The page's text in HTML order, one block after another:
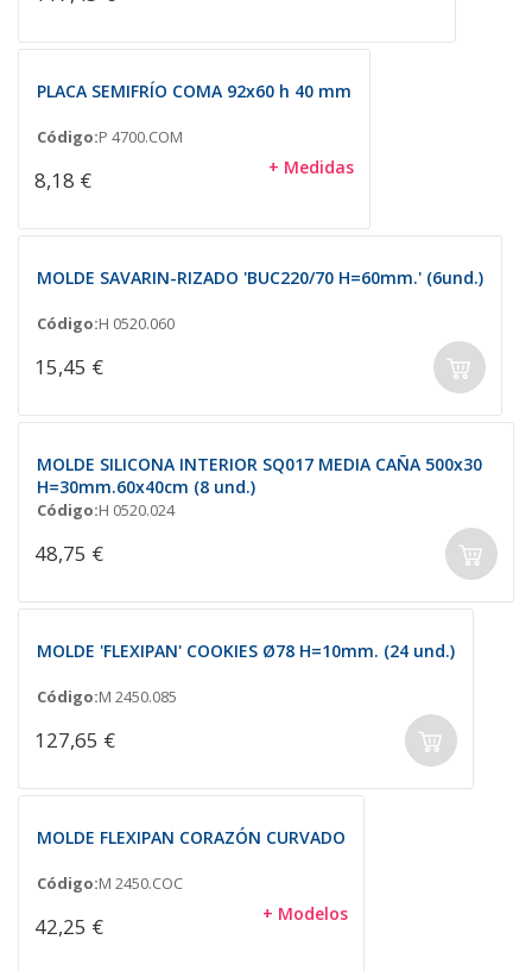
PLACA SEMIFRÍO COMA 92x60 h 40 mm
Código:P 4700.COM
8,18 € + Medidas
MOLDE SAVARIN-RIZADO 'BUC220/70 H=60mm.' (6und.)
Código:H 0520.060
15,45 €
MOLDE SILICONA INTERIOR SQ017 MEDIA CAÑA 500x30
H=30mm.60x40cm (8 und.)
Código:H 0520.024
48,75 €
MOLDE 'FLEXIPAN' COOKIES Ø78 H=10mm. (24 und.)
Código:M 2450.085
127,65 €
MOLDE FLEXIPAN CORAZÓN CURVADO
Código:M 2450.COC
42,25 € + Modelos